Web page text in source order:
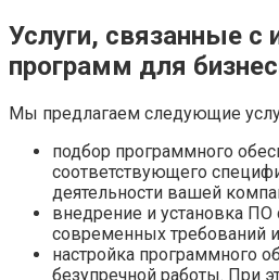
Услуги, связанные с
программ для
Мы предлагаем следующие
подбор программного
соответствующего
деятельности вашей
внедрение и установка
современных требований и
настройка программного
безупречной работы. При